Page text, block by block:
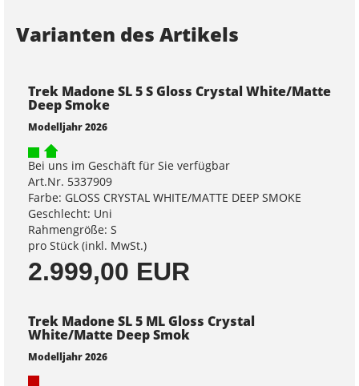
Varianten des Artikels
Trek Madone SL 5 S Gloss Crystal White/Matte
Deep Smoke
Modelljahr 2026
Bei uns im Geschäft für Sie verfügbar
Art.Nr. 5337909
Farbe: GLOSS CRYSTAL WHITE/MATTE DEEP SMOKE
Geschlecht: Uni
Rahmengröße: S
pro Stück (inkl. MwSt.)
2.999,00 EUR
Trek Madone SL 5 ML Gloss Crystal
White/Matte Deep Smok
Modelljahr 2026